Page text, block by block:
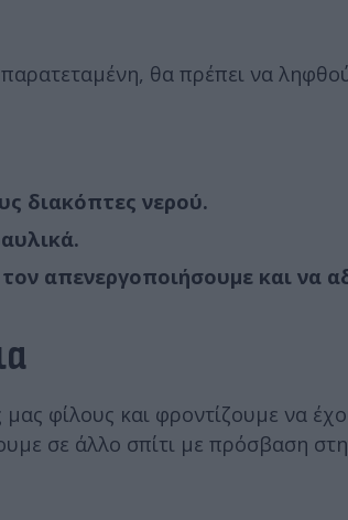
θα πρέπει να
διακόπτες νερού.
απενεργοποιήσουμε και να
μας φίλους και φροντίζουμε να
σε άλλο σπίτι με πρόσβαση